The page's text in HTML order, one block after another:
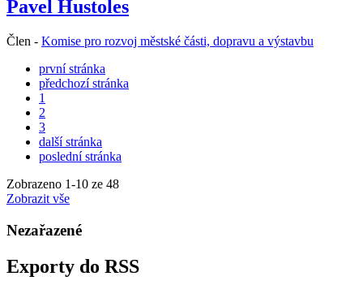
Pavel Hustoles
Člen - Komise pro rozvoj městské části, dopravu a výstavbu
první stránka
předchozí stránka
1
2
3
další stránka
poslední stránka
Zobrazeno 1-10 ze 48
Zobrazit vše
Nezařazené
Exporty do RSS